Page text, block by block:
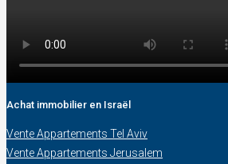
Achat immobilier en Israël
Vente Appartements Tel Aviv
Vente Appartements Jerusalem